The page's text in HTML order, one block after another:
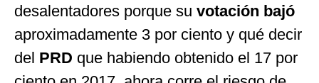
desalentadores porque su votación bajó
aproximadamente 3 por ciento y qué decir
del PRD que habiendo obtenido el 17 por